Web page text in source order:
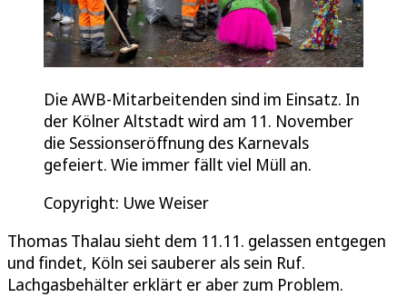
Die AWB-Mitarbeitenden sind im Einsatz. In
der Kölner Altstadt wird am 11. November
die Sessionseröffnung des Karnevals
gefeiert. Wie immer fällt viel Müll an.
Copyright: Uwe Weiser
Thomas Thalau sieht dem 11.11. gelassen entgegen
und findet, Köln sei sauberer als sein Ruf.
Lachgasbehälter erklärt er aber zum Problem.